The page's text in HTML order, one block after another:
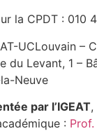
la CPDT : 010
UCLouvain –
du Levant, 1 –
Neuve
par l’IGEAT,
: